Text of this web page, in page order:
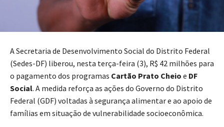
A Secretaria de Desenvolvimento Social do Distrito Federal
(Sedes-DF) liberou, nesta terça-feira (3), R$ 42 milhões para
o pagamento dos programas Cartão Prato Cheio e DF
Social. A medida reforça as ações do Governo do Distrito
Federal (GDF) voltadas à segurança alimentar e ao apoio de
famílias em situação de vulnerabilidade socioeconômica.